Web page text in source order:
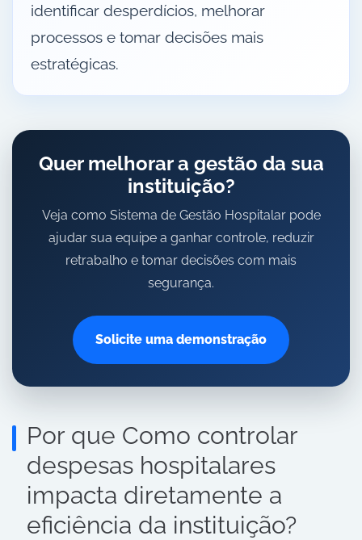
identificar desperdícios, melhorar
processos e tomar decisões mais
estratégicas.
Quer melhorar a gestão da sua
instituição?
Veja como Sistema de Gestão Hospitalar pode
ajudar sua equipe a ganhar controle, reduzir
retrabalho e tomar decisões com mais
segurança.
Solicite uma demonstração
Por que Como controlar
despesas hospitalares
impacta diretamente a
eficiência da instituição?